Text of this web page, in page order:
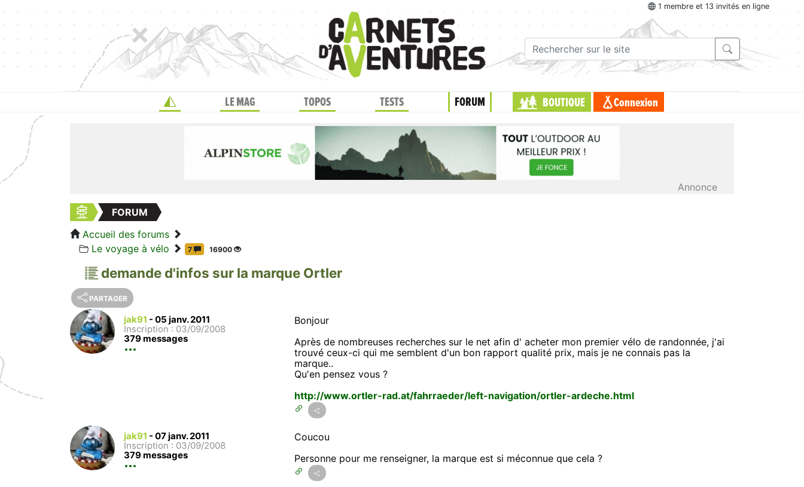
1 membre et 13 invités en ligne
LE MAG TOPOS TESTS FORUM BOUTIQUE Connexion
Annonce
FORUM
Accueil des forums
Le voyage à vélo
7 16900
demande d'infos sur la marque Ortler
PARTAGER
jak91 - 05 janv. 2011
Inscription : 03/09/2008
379 messages
Bonjour
Après de nombreuses recherches sur le net afin d' acheter mon premier vélo de randonnée, j'ai
trouvé ceux-ci qui me semblent d'un bon rapport qualité prix, mais je ne connais pas la
marque..
Qu'en pensez vous ?
http://www.ortler-rad.at/fahrraeder/left-navigation/ortler-ardeche.html
jak91 - 07 janv. 2011
Inscription : 03/09/2008
379 messages
Coucou
Personne pour me renseigner, la marque est si méconnue que cela ?